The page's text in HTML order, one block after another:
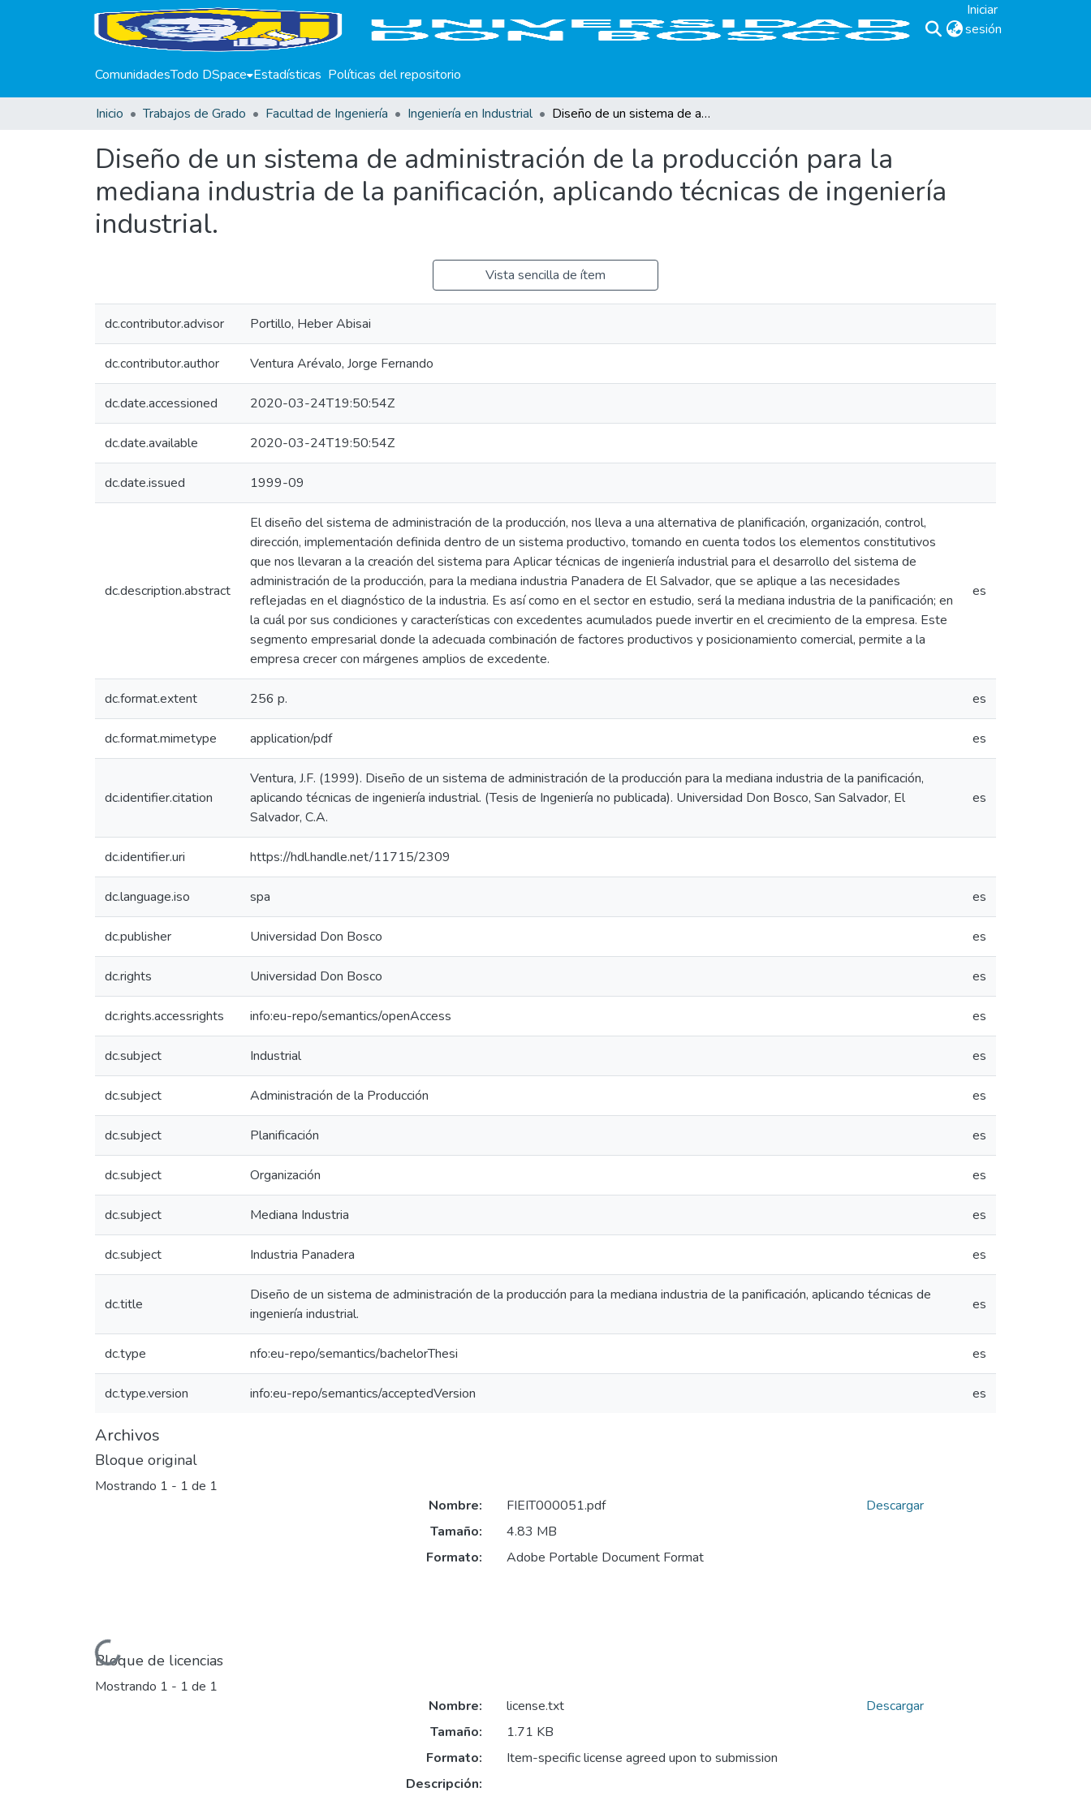
Iniciar
sesión
ComunidadesTodo DSpace Estadísticas Políticas del repositorio
Inicio Trabajos de Grado Facultad de Ingeniería Ingeniería en Industrial Diseño de un sistema de administración de la producción para la mediana industria de la panificación, aplicando técnicas de ingeniería industrial.
Diseño de un sistema de administración de la producción para la
mediana industria de la panificación, aplicando técnicas de ingeniería
industrial.
Vista sencilla de ítem
dc.contributor.advisor Portillo, Heber Abisai
dc.contributor.author Ventura Arévalo, Jorge Fernando
dc.date.accessioned 2020-03-24T19:50:54Z
dc.date.available 2020-03-24T19:50:54Z
dc.date.issued 1999-09
dc.description.abstract
El diseño del sistema de administración de la producción, nos lleva a una alternativa de planificación, organización, control,
dirección, implementación definida dentro de un sistema productivo, tomando en cuenta todos los elementos constitutivos
que nos llevaran a la creación del sistema para Aplicar técnicas de ingeniería industrial para el desarrollo del sistema de
administración de la producción, para la mediana industria Panadera de El Salvador, que se aplique a las necesidades
reflejadas en el diagnóstico de la industria. Es así como en el sector en estudio, será la mediana industria de la panificación; en
la cuál por sus condiciones y características con excedentes acumulados puede invertir en el crecimiento de la empresa. Este
segmento empresarial donde la adecuada combinación de factores productivos y posicionamiento comercial, permite a la
empresa crecer con márgenes amplios de excedente.
es
dc.format.extent 256 p. es
dc.format.mimetype application/pdf es
dc.identifier.citation
Ventura, J.F. (1999). Diseño de un sistema de administración de la producción para la mediana industria de la panificación,
aplicando técnicas de ingeniería industrial. (Tesis de Ingeniería no publicada). Universidad Don Bosco, San Salvador, El
Salvador, C.A.
es
dc.identifier.uri https://hdl.handle.net/11715/2309
dc.language.iso spa es
dc.publisher Universidad Don Bosco es
dc.rights Universidad Don Bosco es
dc.rights.accessrights info:eu-repo/semantics/openAccess es
dc.subject Industrial es
dc.subject Administración de la Producción es
dc.subject Planificación es
dc.subject Organización es
dc.subject Mediana Industria es
dc.subject Industria Panadera es
dc.title
Diseño de un sistema de administración de la producción para la mediana industria de la panificación, aplicando técnicas de
ingeniería industrial.
es
dc.type nfo:eu-repo/semantics/bachelorThesi es
dc.type.version info:eu-repo/semantics/acceptedVersion es
Archivos
Bloque original
Mostrando 1 - 1 de 1
Cargando...
Nombre:
FIEIT000051.pdf
Tamaño:
4.83 MB
Formato:
Adobe Portable Document Format
Descargar
Bloque de licencias
Mostrando 1 - 1 de 1
Nombre:
license.txt
Tamaño:
1.71 KB
Formato:
Item-specific license agreed upon to submission
Descripción:
Descargar